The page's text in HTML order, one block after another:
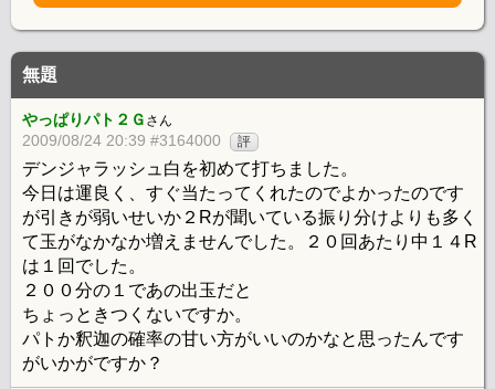
無題
やっぱりパト２Ｇ さん
2009/08/24 20:39 #3164000 評
デンジャラッシュ白を初めて打ちました。
今日は運良く、すぐ当たってくれたのでよかったのです
が引きが弱いせいか２Rが聞いている振り分けよりも多く
て玉がなかなか増えませんでした。２０回あたり中１４R
は１回でした。
２００分の１であの出玉だと
ちょっときつくないですか。
パトか釈迦の確率の甘い方がいいのかなと思ったんです
がいかがですか？